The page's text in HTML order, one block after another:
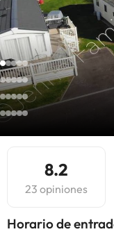
8.2
23 opiniones
Horario de